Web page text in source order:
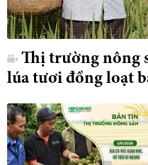
Thị trường nông
lúa tươi đồng loạt